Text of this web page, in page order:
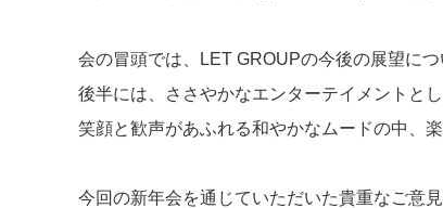
会の冒頭では、LET GROUPの今後の展望に
後半には、ささやかなエンターテイメントとし
笑顔と歓声があふれる和やかなムードの中、
今回の新年会を通じていただいた貴重なご意